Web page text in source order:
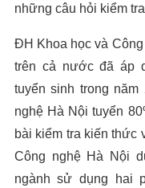
những câu hỏi kiểm
ĐH Khoa học và
trên cả nước đã áp
tuyển sinh trong
nghệ Hà Nội tuyển
bài kiểm tra kiến thức
Công nghệ Hà Nội
ngành sử dụng hai